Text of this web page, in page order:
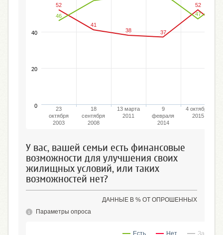
52
41
38
37
52
46
47
23
октября
2003
18
сентября
2008
13 марта
2011
9
февраля
2014
4 октября
2015
0
20
40
У вас, вашей семьи есть финансовые
возможности для улучшения своих
жилищных условий, или таких
возможностей нет?
ДАННЫЕ В % ОТ ОПРОШЕННЫХ
Параметры опроса
Есть Нет